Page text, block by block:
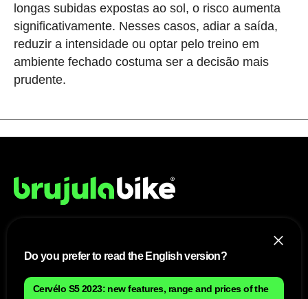
longas subidas expostas ao sol, o risco aumenta
significativamente. Nesses casos, adiar a saída,
reduzir a intensidade ou optar pelo treino em
ambiente fechado costuma ser a decisão mais
prudente.
Aviso Legal Brasileiro
Política de cookies Brasileiro
Do you prefer to read the English version?
Cervélo S5 2023: new features, range and prices of the